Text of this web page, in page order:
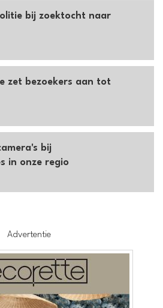
bij zoektocht naar
zet bezoekers aan tot
bij
in onze regio
Advertentie